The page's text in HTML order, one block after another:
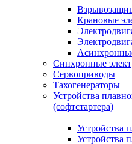
Крановые
Синхронные
Сервоприводы
Тахогенераторы
Устройства
(софтстартера)
Устройства
Устройства